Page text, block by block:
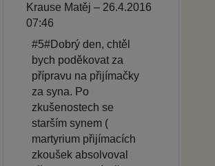
Krause Matěj – 26.4.2016
07:46
#5#Dobrý den, chtěl
bych poděkovat za
přípravu na přijímačky
za syna. Po
zkušenostech se
starším synem (
martyrium přijímacích
zkoušek absolvoval